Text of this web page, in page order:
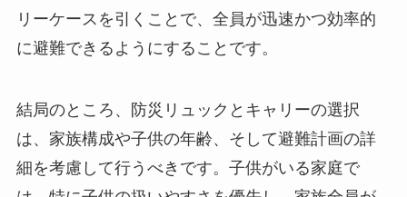
リーケースを引くことで、全員が迅速かつ効率的
に避難できるようにすることです。
結局のところ、防災リュックとキャリーの選択
は、家族構成や子供の年齢、そして避難計画の詳
細を考慮して行うべきです。子供がいる家庭で